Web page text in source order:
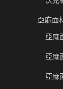
亞麻面
亞麻
亞麻
亞麻